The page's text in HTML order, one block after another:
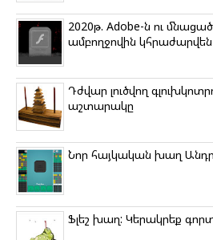
2020թ. Adobe-ն ու մնացած
ամբողջովին
Դժվար լուծվող
աշտարակը
Նոր հայկական խաղ
Ֆլեշ խաղ: Կերակրեք